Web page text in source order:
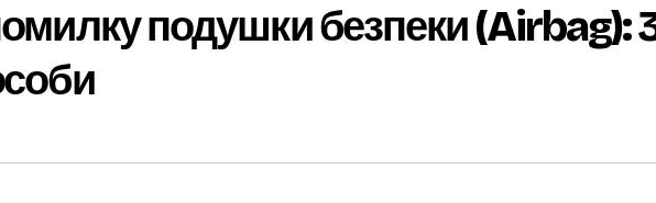
подушки безпеки (Airbag):